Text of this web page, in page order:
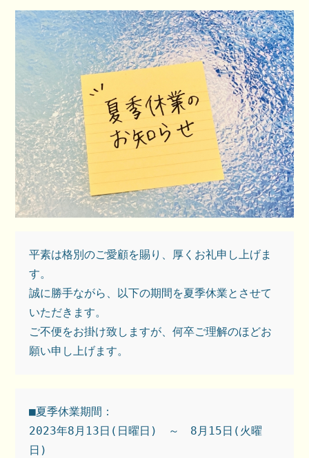
平素は格別のご愛顧を賜り、厚くお礼申し上げま
す。
誠に勝手ながら、以下の期間を夏季休業とさせて
いただきます。
ご不便をお掛け致しますが、何卒ご理解のほどお
願い申し上げます。
■夏季休業期間：
2023年8月13日(日曜日)　～　8月15日(火曜
日)